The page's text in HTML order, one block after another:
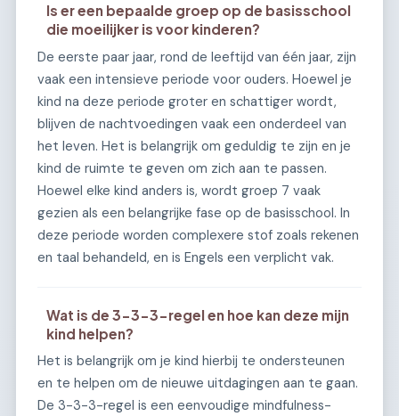
Is er een bepaalde groep op de basisschool
die moeilijker is voor kinderen?
De eerste paar jaar, rond de leeftijd van één jaar, zijn
vaak een intensieve periode voor ouders. Hoewel je
kind na deze periode groter en schattiger wordt,
blijven de nachtvoedingen vaak een onderdeel van
het leven. Het is belangrijk om geduldig te zijn en je
kind de ruimte te geven om zich aan te passen.
Hoewel elke kind anders is, wordt groep 7 vaak
gezien als een belangrijke fase op de basisschool. In
deze periode worden complexere stof zoals rekenen
en taal behandeld, en is Engels een verplicht vak.
Wat is de 3-3-3-regel en hoe kan deze mijn
kind helpen?
Het is belangrijk om je kind hierbij te ondersteunen
en te helpen om de nieuwe uitdagingen aan te gaan.
De 3-3-3-regel is een eenvoudige mindfulness-